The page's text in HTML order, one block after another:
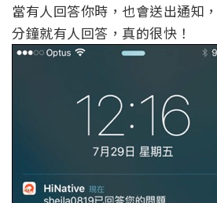
當有人回答你時，也會送出通知
分鐘就有人回答，真的很快！